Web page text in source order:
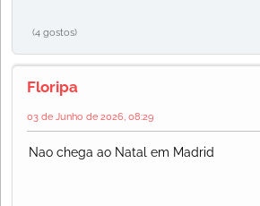
(4 gostos)
Floripa
03 de Junho de 2026, 08:29
Nao chega ao Natal em Madrid